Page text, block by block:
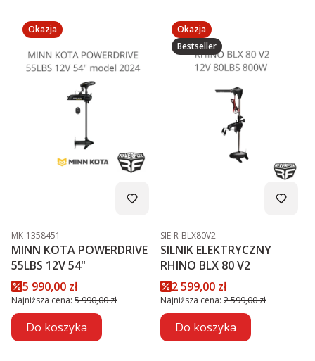
Okazja
Kod produktu
MK-1358451
MINN KOTA POWERDRIVE
55LBS 12V 54"
Cena promocyjna
5 990,00 zł
Najniższa cena: 5 990,00 zł
Do koszyka
Okazja
Bestseller
Kod produktu
SIE-R-BLX80V2
SILNIK ELEKTRYCZNY
RHINO BLX 80 V2
Cena promocyjna
2 599,00 zł
Najniższa cena: 2 599,00 zł
Do koszyka